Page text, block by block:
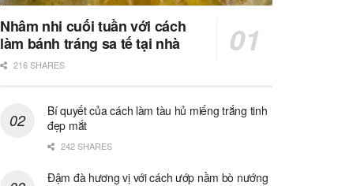
Nhâm nhi cuối tuần với cách
làm bánh tráng sa tế tại nhà
216 SHARES
Bí quyết của cách làm tàu hủ miếng trắng tinh
đẹp mắt
242 SHARES
Đậm đà hương vị với cách ướp nầm bò nướng